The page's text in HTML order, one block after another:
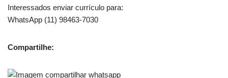
Interessados enviar currículo para:
WhatsApp (11) 98463-7030
Compartilhe: